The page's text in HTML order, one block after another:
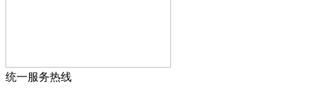
统一服务热线